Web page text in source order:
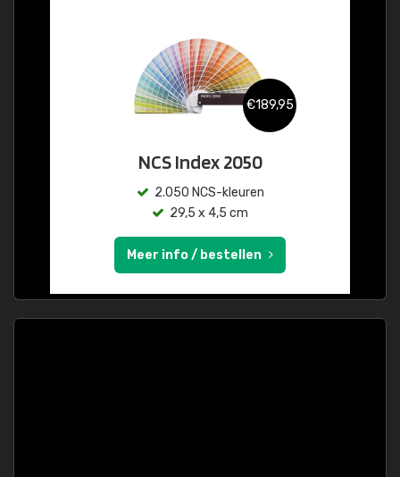
€189,95
NCS Index 2050
2.050 NCS-kleuren
29,5 x 4,5 cm
Meer info / bestellen